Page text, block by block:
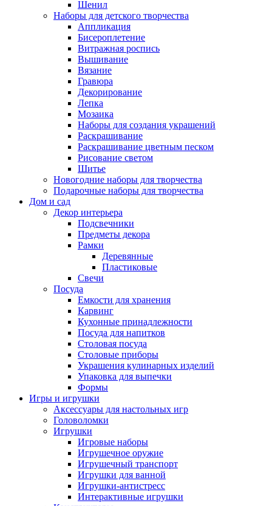
Шенил
Наборы для детского творчества
Аппликация
Бисероплетение
Витражная роспись
Вышивание
Вязание
Гравюра
Декорирование
Лепка
Мозаика
Наборы для создания украшений
Раскрашивание
Раскрашивание цветным песком
Рисование светом
Шитье
Новогодние наборы для творчества
Подарочные наборы для творчества
Дом и сад
Декор интерьера
Подсвечники
Предметы декора
Рамки
Деревянные
Пластиковые
Свечи
Посуда
Емкости для хранения
Карвинг
Кухонные принадлежности
Посуда для напитков
Столовая посуда
Столовые приборы
Украшения кулинарных изделий
Упаковка для выпечки
Формы
Игры и игрушки
Аксессуары для настольных игр
Головоломки
Игрушки
Игровые наборы
Игрушечное оружие
Игрушечный транспорт
Игрушки для ванной
Игрушки-антистресс
Интерактивные игрушки